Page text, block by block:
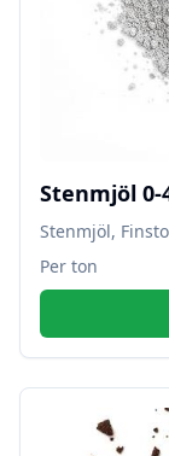
Stenmjöl 0-
Stenmjöl,
Per ton